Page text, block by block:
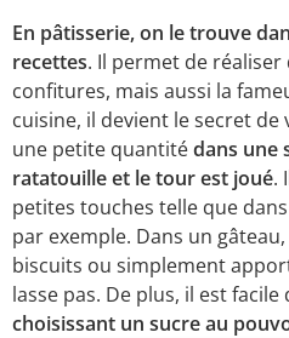
En pâtisserie, on le trouve
recettes. Il permet de
confitures, mais aussi la
cuisine, il devient le secret
une petite quantitédans une
ratatouille et le tour est joué.
petites touches telle que
par exemple. Dans un
biscuits ou simplement
lasse pas. De plus, il est facile
choisissant un sucre au